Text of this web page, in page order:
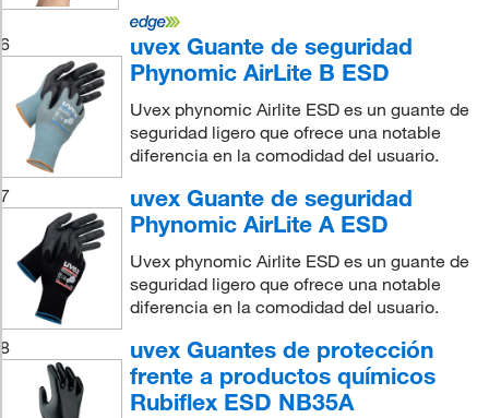
6
uvex Guante de seguridad
Phynomic AirLite B ESD
Uvex phynomic Airlite ESD es un guante de
seguridad ligero que ofrece una notable
diferencia en la comodidad del usuario.
7
uvex Guante de seguridad
Phynomic AirLite A ESD
Uvex phynomic Airlite ESD es un guante de
seguridad ligero que ofrece una notable
diferencia en la comodidad del usuario.
8
uvex Guantes de protección
frente a productos químicos
Rubiflex ESD NB35A